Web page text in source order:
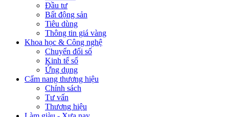
Đầu tư
Bất động sản
Tiêu dùng
Thông tin giá vàng
Khoa học & Công nghệ
Chuyển đổi số
Kinh tế số
Ứng dụng
Cẩm nang thương hiệu
Chính sách
Tư vấn
Thương hiệu